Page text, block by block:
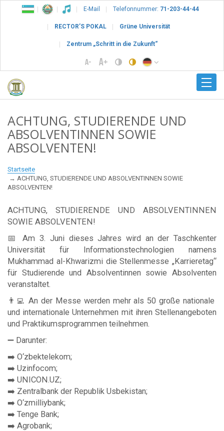
E-Mail Telefonnummer: 71-203-44-44
RECTOR’S POKAL Grüne Universität
Zentrum „Schritt in die Zukunft“
ACHTUNG, STUDIERENDE UND
ABSOLVENTINNEN SOWIE
ABSOLVENTEN!
Startseite
ACHTUNG, STUDIERENDE UND ABSOLVENTINNEN SOWIE
ABSOLVENTEN!
ACHTUNG, STUDIERENDE UND ABSOLVENTINNEN
SOWIE ABSOLVENTEN!
📅 Am 3. Juni dieses Jahres wird an der Taschkenter
Universität für Informationstechnologien namens
Mukhammad al-Khwarizmi die Stellenmesse „Karrieretag“
für Studierende und Absolventinnen sowie Absolventen
veranstaltet.
👨‍💻 An der Messe werden mehr als 50 große nationale
und internationale Unternehmen mit ihren Stellenangeboten
und Praktikumsprogrammen teilnehmen.
➖ Darunter:
➡️ O‘zbektelekom;
➡️ Uzinfocom;
➡️ UNICON.UZ;
➡️ Zentralbank der Republik Usbekistan;
➡️ O‘zmilliybank;
➡️ Tenge Bank;
➡️ Agrobank;